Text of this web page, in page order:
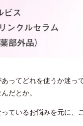
ってどれを使うか迷っ
だとか。
ているお悩みを元に、